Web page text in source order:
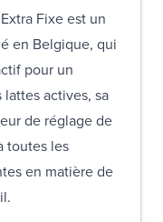
Fixe est un
en Belgique, qui
pour un
actives, sa
de réglage de
toutes les
en matière de